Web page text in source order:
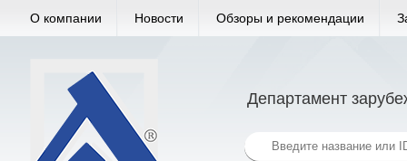
О компании Новости Обзоры и рекомендации
Департамент